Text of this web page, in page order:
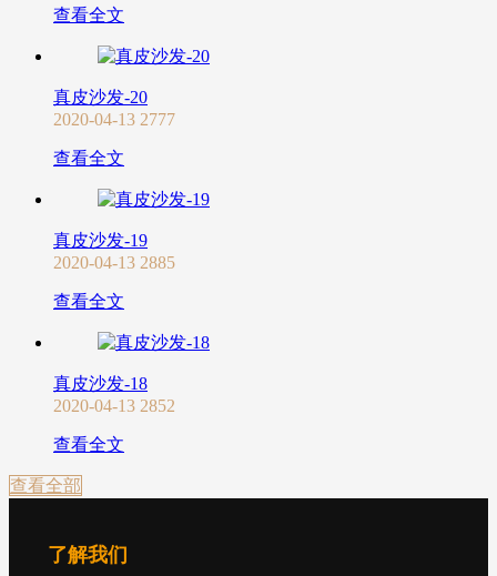
查看全文
真皮沙发-20
2020-04-13 2777
查看全文
真皮沙发-19
2020-04-13 2885
查看全文
真皮沙发-18
2020-04-13 2852
查看全文
查看全部
了解我们